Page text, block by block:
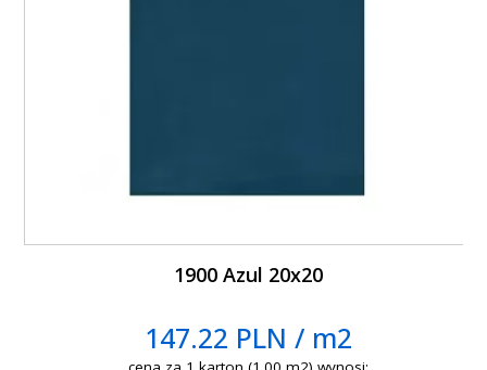
1900 Azul 20x20
147.22 PLN / m2